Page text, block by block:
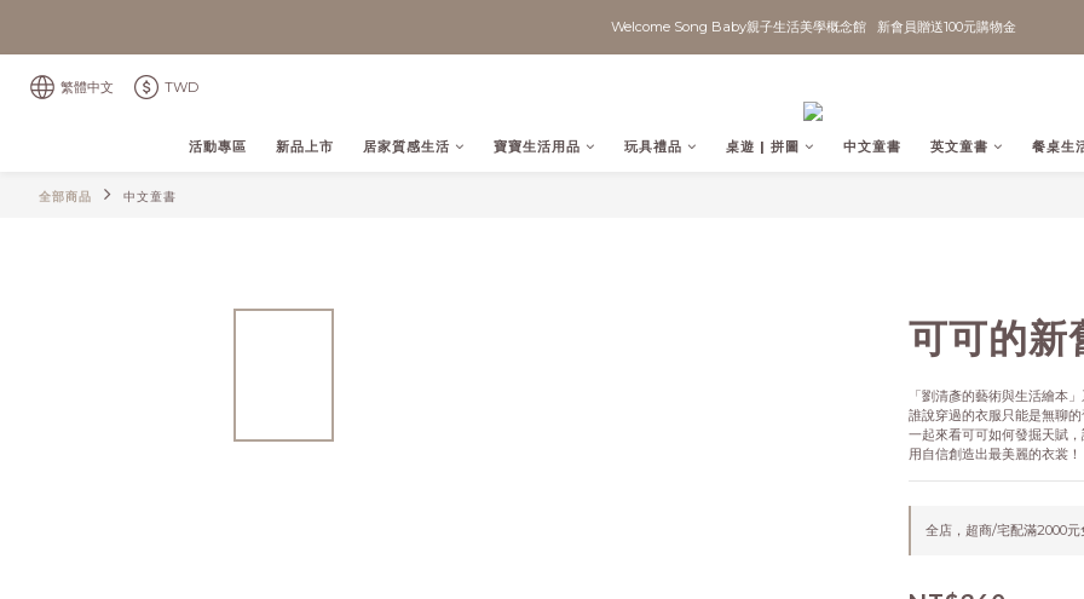
Welcome Song Baby親子生活美學概念館   新會員贈送100元購物金
繁體中文 TWD
活動專區 新品上市 居家質感生活 寶寶生活用品 玩具禮品 桌遊 | 拼圖 中文童書 英文童書 餐桌生
全部商品 中文童書
可可的新
「劉清彥的藝術與生活繪本
誰說穿過的衣服只能是無聊
一起來看可可如何發掘天賦
用自信創造出最美麗的衣裳！
全店，超商/宅配滿2000元